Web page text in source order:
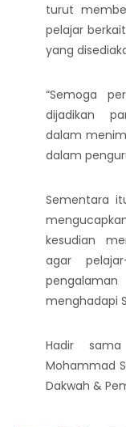
turut
pelajar
yang
“Semoga
dijadikan
dalam
dalam
Sementara
kesudian
agar
menghadapi
Hadir
Mohammad
Dakwah &